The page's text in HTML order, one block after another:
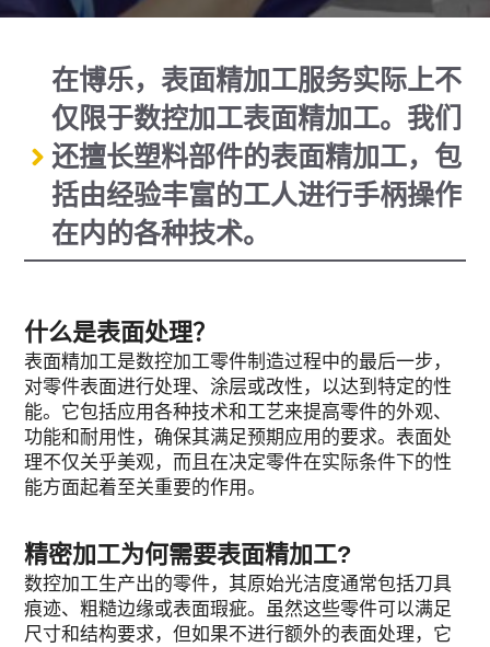
在博乐，表面精加工服务实际上不
仅限于数控加工表面精加工。我们
还擅长塑料部件的表面精加工，包
括由经验丰富的工人进行手柄操作
在内的各种技术。
什么是表面处理？
表面精加工是数控加工零件制造过程中的最后一步，
对零件表面进行处理、涂层或改性，以达到特定的性
能。它包括应用各种技术和工艺来提高零件的外观、
功能和耐用性，确保其满足预期应用的要求。表面处
理不仅关乎美观，而且在决定零件在实际条件下的性
能方面起着至关重要的作用。
精密加工为何需要表面精加工?
数控加工生产出的零件，其原始光洁度通常包括刀具
痕迹、粗糙边缘或表面瑕疵。虽然这些零件可以满足
尺寸和结构要求，但如果不进行额外的表面处理，它